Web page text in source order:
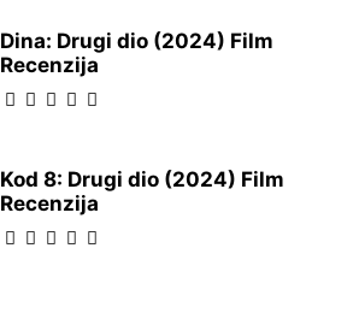
Dina: Drugi dio (2024) Film
Recenzija
Kod 8: Drugi dio (2024) Film
Recenzija